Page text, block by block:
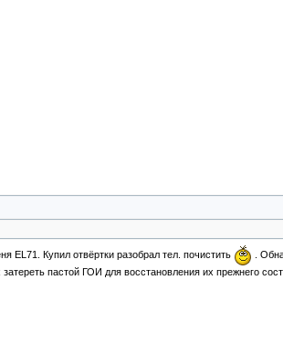
EL71. Купил отвёртки разобрал тел. почистить
.
пастой ГОИ для восстановления их прежнего